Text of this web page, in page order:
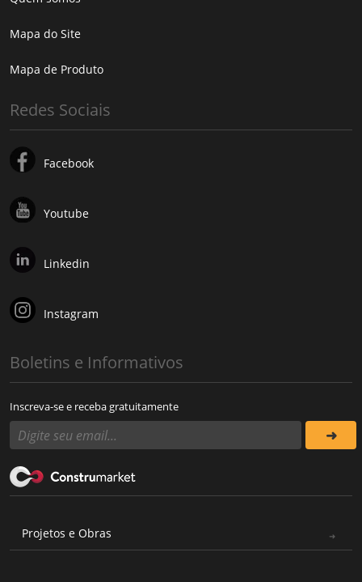
Mapa do Site
Mapa de Produto
Redes Sociais
Facebook
Youtube
Linkedin
Instagram
Boletins e Informativos
Inscreva-se e receba gratuitamente
Projetos e Obras